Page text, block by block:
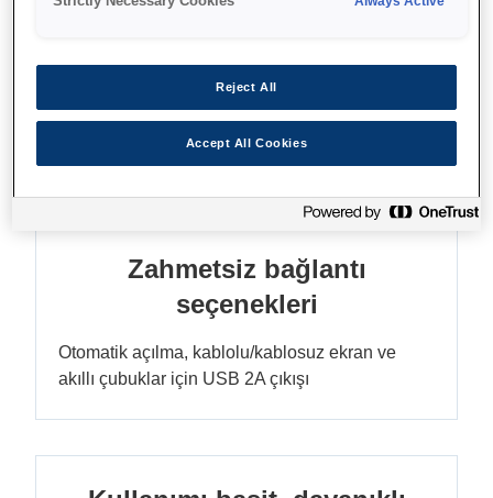
Parlak ve enerji verimli lazer
3LCD teknolojisi ile yalnızca 205 W'ta 4.100 lm
CLO; daha parlak renkler
Zahmetsiz bağlantı
seçenekleri
Otomatik açılma, kablolu/kablosuz ekran ve
akıllı çubuklar için USB 2A çıkışı
Reject All
Accept All Cookies